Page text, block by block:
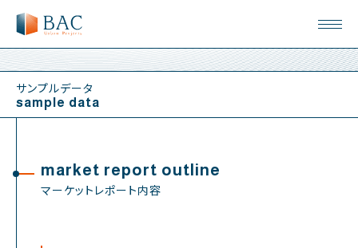
サンプルデータ
sample data
market report outline
マーケットレポート内容